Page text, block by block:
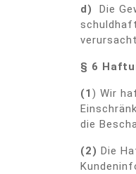
d) Die
§ 6
(1 ) Wir
die
(2) Die